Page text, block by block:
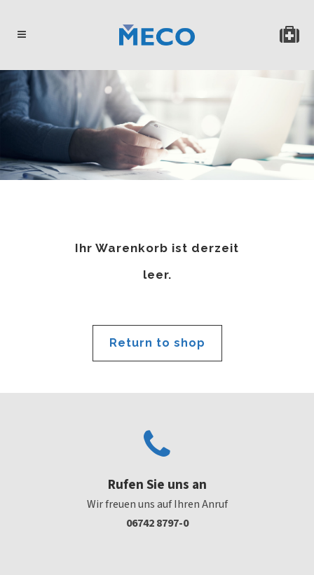
Ihr Warenkorb ist derzeit
leer.
Return to shop
Rufen Sie uns an
Wir freuen uns auf Ihren Anruf
06742 8797-0